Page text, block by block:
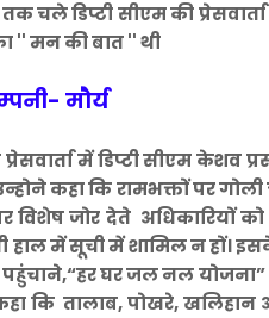
चले डिप्टी सीएम की
'' मन की बात '' थी
मौर्य
में डिप्टी सीएम केशव
कहा कि रामभक्तों पर
विशेष जोर देते अधिकारियों
हाल में सूची में शामिल न हों।
पहुंचाने,“हर घर जल नल
कि तालाब, पोखरे,